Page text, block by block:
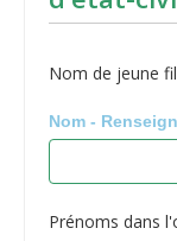
Nom de jeune
Nom -
Prénoms dans